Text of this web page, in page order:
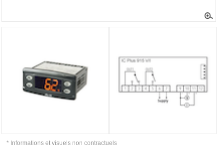
* Informations et visuels non contractuels